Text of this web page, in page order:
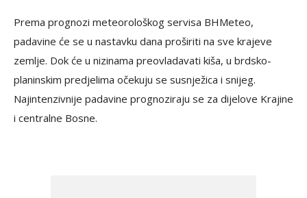
Prema prognozi meteorološkog servisa BHMeteo,
padavine će se u nastavku dana proširiti na sve krajeve
zemlje. Dok će u nizinama preovladavati kiša, u brdsko-
planinskim predjelima očekuju se susnježica i snijeg.
Najintenzivnije padavine prognoziraju se za dijelove Krajine
i centralne Bosne.